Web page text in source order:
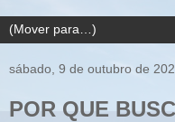
sábado, 9 de outubro de
POR QUE